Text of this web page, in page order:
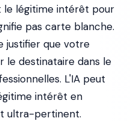
le légitime intérêt pour
pas carte blanche.
justifier que votre
le destinataire dans le
L'IA peut
intérêt en
ultra-pertinent.